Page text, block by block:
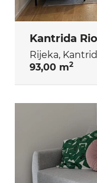
Kantrida
Rijeka,
93,00 m2